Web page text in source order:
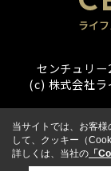
センチュリー
(c) 株式会社
当サイトでは、お客
して、クッキー（
詳しくは、当社の 「